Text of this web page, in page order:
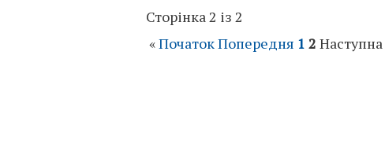
Сторінка 2 із 2
«ПочатокПопередня 1 2 Наступна